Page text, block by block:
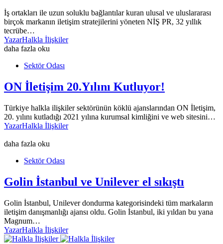
İş ortakları ile uzun soluklu bağlantılar kuran ulusal ve uluslararası
birçok markanın iletişim stratejilerini yöneten NİŞ PR, 32 yıllık
tecrübe…
YazarHalkla İlişkiler
daha fazla oku
Sektör Odası
ON İletişim 20.Yılını Kutluyor!
Türkiye halkla ilişkiler sektörünün köklü ajanslarından ON İletişim,
20. yılını kutladığı 2021 yılına kurumsal kimliğini ve web sitesini…
YazarHalkla İlişkiler
daha fazla oku
Sektör Odası
Golin İstanbul ve Unilever el sıkıştı
Golin İstanbul, Unilever dondurma kategorisindeki tüm markaların
iletişim danışmanlığı ajansı oldu. Golin İstanbul, iki yıldan bu yana
Magnum…
YazarHalkla İlişkiler